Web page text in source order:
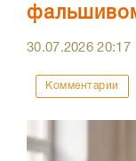
30.07.202620:17
Комментарии